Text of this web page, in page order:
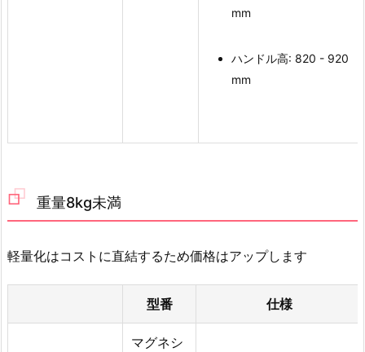
mm
ハンドル高: 820 - 920
mm
重量8kg未満
軽量化はコストに直結するため価格はアップします
型番 仕様
マグネシ